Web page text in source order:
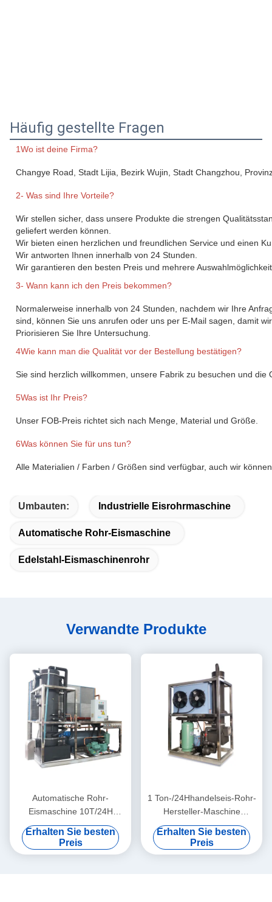
Häufig gestellte Fragen
1Wo ist deine Firma?
Changye Road, Stadt Lijia, Bezirk Wujin, Stadt Changzhou,
2- Was sind Ihre Vorteile?
Wir stellen sicher, dass unsere Produkte die strengen
geliefert werden können.
Wir bieten einen herzlichen und freundlichen Service und einen
Wir antworten Ihnen innerhalb von 24 Stunden.
Wir garantieren den besten Preis und mehrere
3- Wann kann ich den Preis bekommen?
Normalerweise innerhalb von 24 Stunden, nachdem wir Ihre
sind, können Sie uns anrufen oder uns per E-Mail sagen, damit wir
Priorisieren Sie Ihre Untersuchung.
4Wie kann man die Qualität vor der Bestellung bestätigen?
Sie sind herzlich willkommen, unsere Fabrik zu besuchen und die
5Was ist Ihr Preis?
Unser FOB-Preis richtet sich nach Menge, Material und Größe.
6Was können Sie für uns tun?
Alle Materialien / Farben / Größen sind verfügbar, auch wir
Umbauten: Industrielle Eisrohrmaschine
Automatische Rohr-Eismaschine
Edelstahl-Eismaschinenrohr
Verwandte Produkte
Automatische Rohr-
Eismaschine 10T/24H
Werbung für Farm Sea For
Food Fish Bar
Erhalten Sie besten
Preis
1 Ton-/24Hhandelseis-Rohr-
Hersteller-Maschine
automatisch
Erhalten Sie besten
Preis